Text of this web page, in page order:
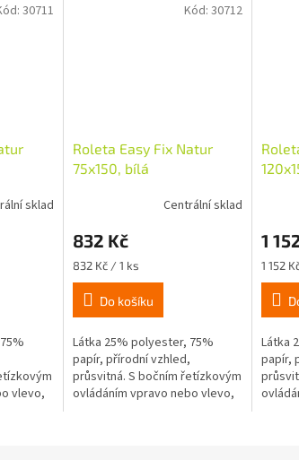
sklad
vlevo,
30711
Roleta Easy Fix Natur
75x150, bílá
Centrální sklad
832 Kč
Měrná
cena:
832 Kč / 1 ks
Do košíku
Látka 25% polyester, 75%
papír, přírodní vzhled,
průsvitná. S bočním řetízkovým
ovládáním vpravo nebo vlevo,
Kód:30712
1
Měrná
cena:
1 152
Látka
papír,